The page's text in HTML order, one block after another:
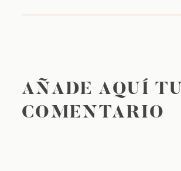
AÑADE AQUÍ TU
COMENTARIO